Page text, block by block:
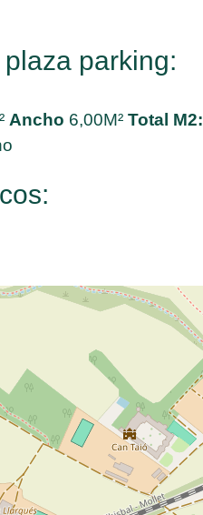
parking:
Ancho 6,00M² Total M2: